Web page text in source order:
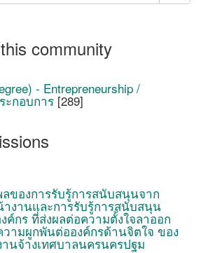
community
- Entrepreneurship /
ะกอบการ [289]
ของการรับรู้การสนับสนุนจาก
งานและการรับรู้การสนับสนุน
ค์กร ที่ส่งผลต่อความตั้งใจลาออก
ามผูกพันต่อองค์กรด้านจิตใจ ของ
นจ้างเทศบาลนครนครปฐม